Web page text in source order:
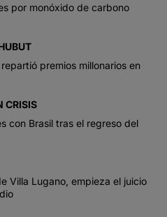
por monóxido de carbono
premios millonarios en
CRISIS
con Brasil tras el regreso del
Villa Lugano, empieza el juicio